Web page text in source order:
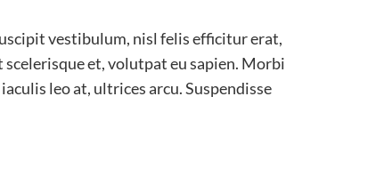
vestibulum, nisl felis efficitur erat,
scelerisque et, volutpat eu sapien. Morbi
leo at, ultrices arcu. Suspendisse